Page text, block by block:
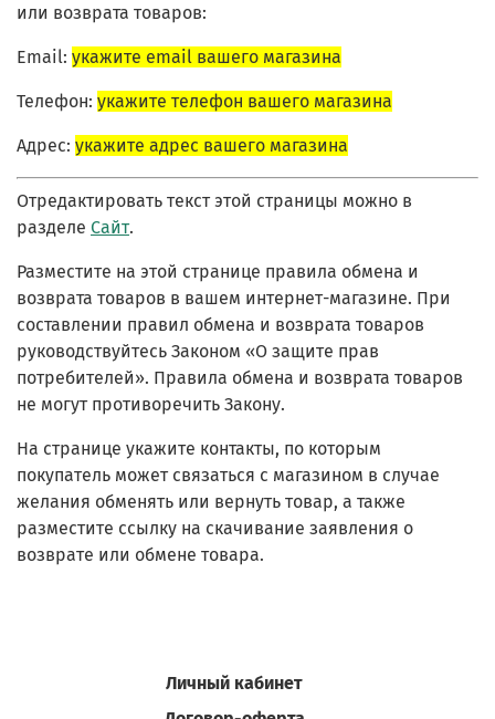
или возврата товаров:
Email: укажите email вашего магазина
Телефон: укажите телефон вашего магазина
Адрес: укажите адрес вашего магазина
Отредактировать текст этой страницы можно в
разделе Сайт.
Разместите на этой странице правила обмена и
возврата товаров в вашем интернет-магазине. При
составлении правил обмена и возврата товаров
руководствуйтесь Законом «О защите прав
потребителей». Правила обмена и возврата товаров
не могут противоречить Закону.
На странице укажите контакты, по которым
покупатель может связаться с магазином в случае
желания обменять или вернуть товар, а также
разместите ссылку на скачивание заявления о
возврате или обмене товара.
Личный кабинет